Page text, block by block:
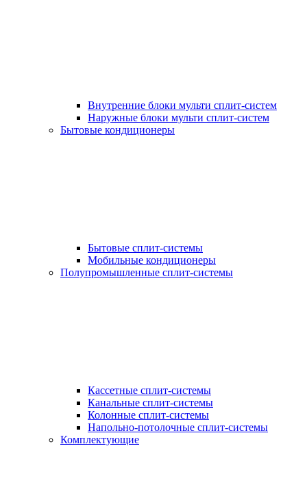
Внутренние блоки мульти сплит-систем
Наружные блоки мульти сплит-систем
Бытовые кондиционеры
Бытовые сплит-системы
Мобильные кондиционеры
Полупромышленные сплит-системы
Кассетные сплит-системы
Канальные сплит-системы
Колонные сплит-системы
Напольно-потолочные сплит-системы
Комплектующие